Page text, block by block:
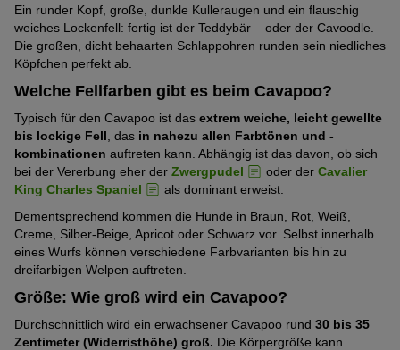
5
Pfoten)
(2
von
5
Schwach
ausgeprägt
(2
5
Pfoten)
Keine Tendenz wegzulaufen
Mittelmäßig
(3
von
5
Pfoten)
Mittelmäßig
ausgeprägt
(3
von
5
Als Wachhund geeignet
Schwach
ausgeprägt
(2
5
Pfoten)
Mittelmäßig
(3
von
5
Mittelmäßig
ausgeprägt
(3
Pfoten)
Familienhund
Stark
von
5
ausgeprägt
(4
Temperamentvoll
Mittelmäßig
Ein runder Kopf, große, dunkle Kulleraugen und ein flauschig
weiches Lockenfell: fertig ist der Teddybär – oder der Cavoodle.
Die großen, dicht behaarten Schlappohren runden sein niedliches
Köpfchen perfekt ab.
Welche Fellfarben gibt es beim Cavapoo?
Typisch für den Cavapoo ist das extrem weiche, leicht gewellte
bis lockige Fell , das in nahezu allen Farbtönen und -
kombinationen auftreten kann. Abhängig ist das davon, ob sich
bei der Vererbung eher der Zwergpudel oder der Cavalier
King Charles Spaniel
als dominant erweist.
Dementsprechend kommen die Hunde in Braun, Rot, Weiß,
Creme, Silber-Beige, Apricot oder Schwarz vor. Selbst innerhalb
eines Wurfs können verschiedene Farbvarianten bis hin zu
dreifarbigen Welpen auftreten.
Größe: Wie groß wird ein Cavapoo?
Durchschnittlich wird ein erwachsener Cavapoo rund 30 bis 35
Zentimeter (Widerristhöhe) groß. Die Körpergröße kann